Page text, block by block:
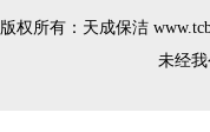
版权所有：天成保洁
未经